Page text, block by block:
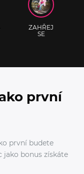
ZAHŘEJ
SE
první
první budete
jako bonus získáte